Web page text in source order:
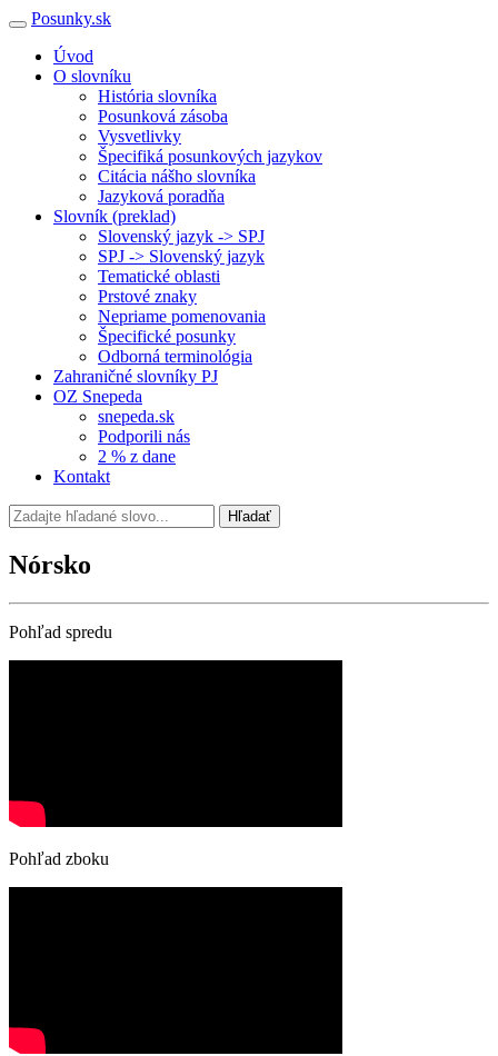
Posunky.sk
Úvod
O slovníku
História slovníka
Posunková zásoba
Vysvetlivky
Špecifiká posunkových jazykov
Citácia nášho slovníka
Jazyková poradňa
Slovník (preklad)
Slovenský jazyk -> SPJ
SPJ -> Slovenský jazyk
Tematické oblasti
Prstové znaky
Nepriame pomenovania
Špecifické posunky
Odborná terminológia
Zahraničné slovníky PJ
OZ Snepeda
snepeda.sk
Podporili nás
2 % z dane
Kontakt
Hľadať
Nórsko
Pohľad spredu
Pohľad zboku